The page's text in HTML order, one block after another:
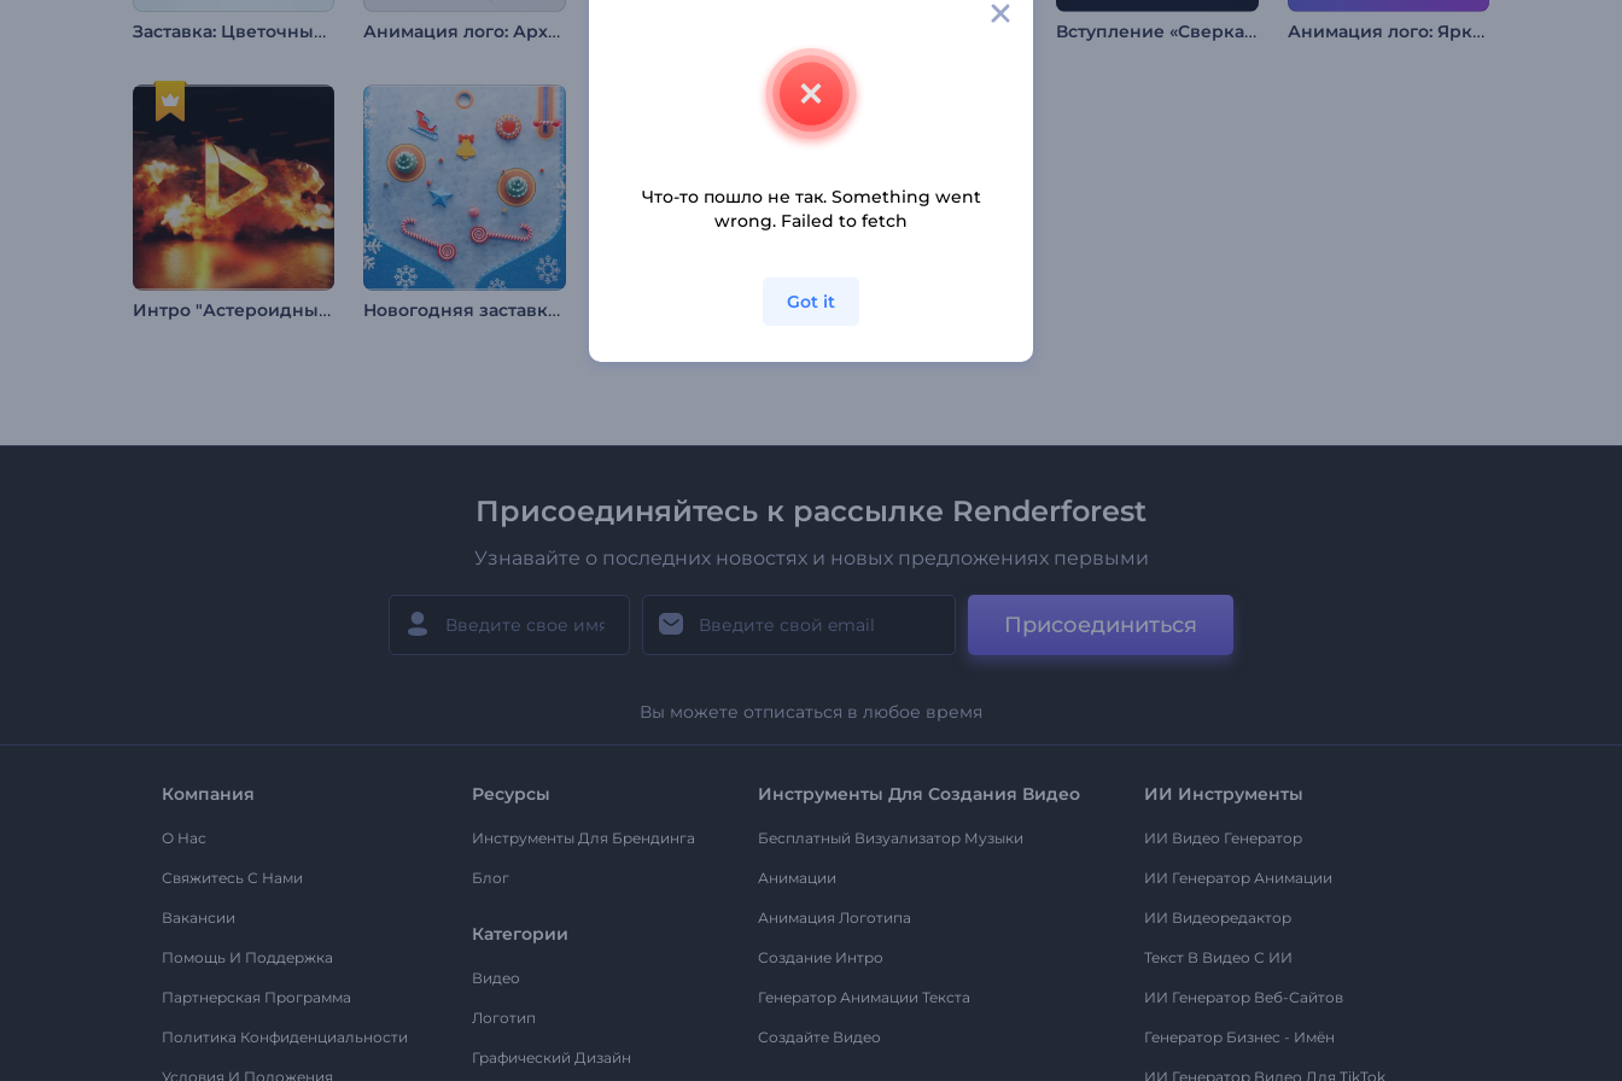
Заставка: Цветочный дизайн Анимация лого: Архитектурный проект Вступление «Сверкающая бабочка» Анимация лого: Яркий свет софитов
Интро "Астероидный Удар" Новогодняя заставка: Праздничный пинбол Интро Реалистичный Пасхальный Кролик
Присоединяйтесь к рассылке Renderforest
Узнавайте о последних новостях и новых предложениях первыми
Присоединиться
Вы можете отписаться в любое время
Компания
О Нас
Свяжитесь С Нами
Вакансии
Помощь И Поддержка
Партнерская Программа
Политика Конфиденциальности
Условия И Положения
Ресурсы
Инструменты Для Брендинга
Блог
Категории
Видео
Логотип
Графический Дизайн
Инструменты Для Создания Видео
Бесплатный Визуализатор Музыки
Анимации
Анимация Логотипа
Создание Интро
Генератор Анимации Текста
Создайте Видео
ИИ Инструменты
ИИ Видео Генератор
ИИ Генератор Анимации
ИИ Видеоредактор
Текст В Видео С ИИ
ИИ Генератор Веб-Сайтов
Генератор Бизнес - Имён
ИИ Генератор Видео Для TikTok
Что-то пошло не так. Something went
wrong. Failed to fetch
Got it